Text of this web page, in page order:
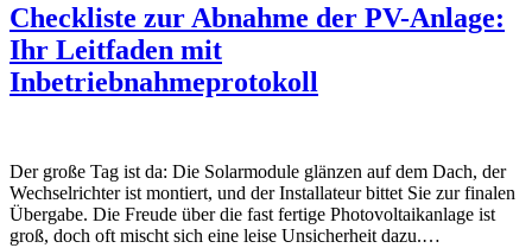
Checkliste zur Abnahme der PV-Anlage:
Ihr Leitfaden mit
Inbetriebnahmeprotokoll
Der große Tag ist da: Die Solarmodule glänzen auf dem Dach, der
Wechselrichter ist montiert, und der Installateur bittet Sie zur finalen
Übergabe. Die Freude über die fast fertige Photovoltaikanlage ist
groß, doch oft mischt sich eine leise Unsicherheit dazu.…